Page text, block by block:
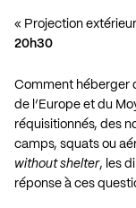
« Projection
20h30
Comment héberger
de l’Europe et du
réquisitionnés, des
camps, squats ou
without shelter, les
réponse à ces